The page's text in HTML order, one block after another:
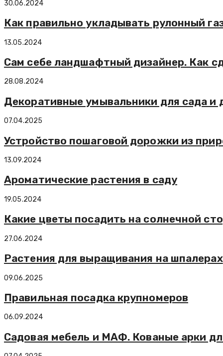
30.06.2024
Как правильно укладывать рулонный
13.05.2024
Сам себе ландшафтный дизайнер. Как
28.08.2024
Декоративные умывальники для сада и
07.04.2025
Устройство пошаговой дорожки из
13.09.2024
Ароматические растения в саду
19.05.2024
Какие цветы посадить на солнечной
27.06.2024
Растения для выращивания на шпалерах
09.06.2025
Правильная посадка крупномеров
06.09.2024
Садовая мебель и МАФ. Кованые арки